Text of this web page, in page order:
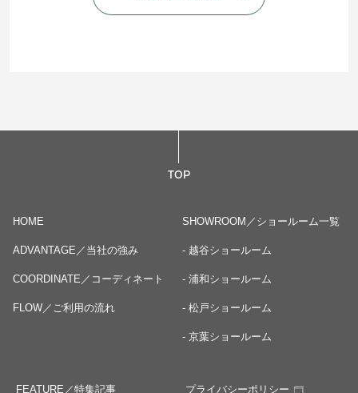
TOP
HOME
ADVANTAGE／当社の強み
COORDINATE／コーディネート
FLOW／ご利用の流れ
SHOWROOM／ショールーム一覧
- 越谷ショールーム
- 浦和ショールーム
- 松戸ショールーム
- 京葉ショールーム
FEATURE／特集記事 プライバシーポリシー